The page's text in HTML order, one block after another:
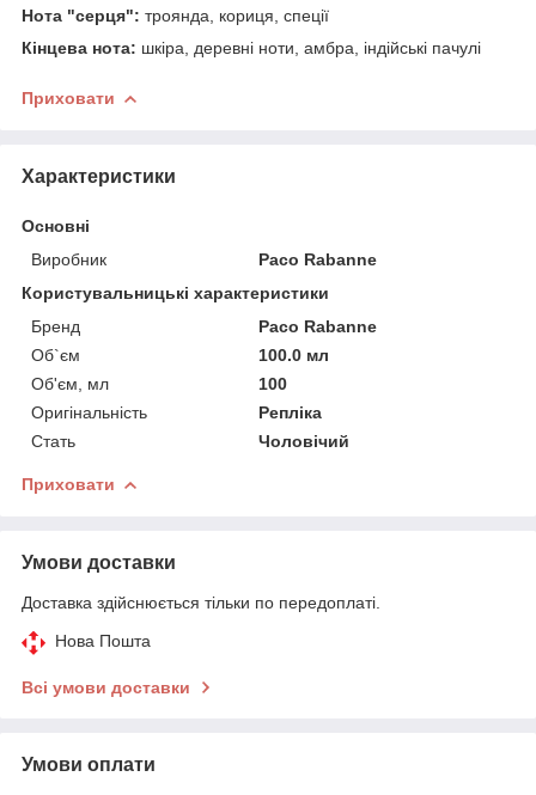
Нота "серця": троянда, кориця, спеції
Кінцева нота: шкіра, деревні ноти, амбра, індійські пачулі
Приховати
Характеристики
Основні
Виробник
Paco Rabanne
Користувальницькі характеристики
Бренд
Paco Rabanne
Об`єм
100.0 мл
Об'єм, мл
100
Оригінальність
Репліка
Стать
Чоловічий
Приховати
Умови доставки
Доставка здійснюється тільки по передоплаті.
Нова Пошта
Всі умови доставки
Умови оплати